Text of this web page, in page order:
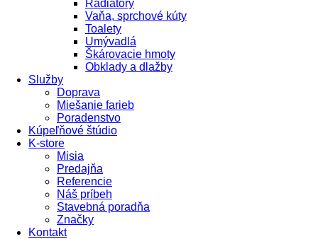
Radiátory
Vaňa, sprchové kúty
Toalety
Umývadlá
Škárovacie hmoty
Obklady a dlažby
Služby
Doprava
Miešanie farieb
Poradenstvo
Kúpeľňové štúdio
K-store
Misia
Predajňa
Referencie
Náš príbeh
Stavebná poradňa
Značky
Kontakt